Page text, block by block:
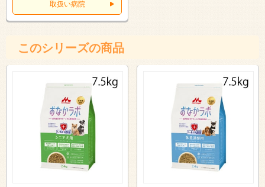
取扱い病院
このシリーズの商品